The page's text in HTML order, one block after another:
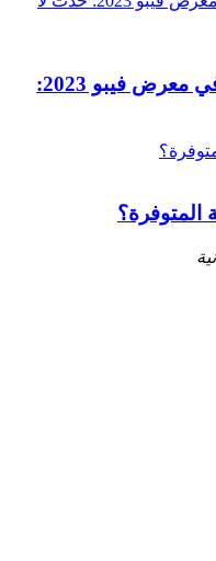
دي إتش زد فيتنس تُحدث ضجة في معرض فيبو 2023:
المتوفرة؟